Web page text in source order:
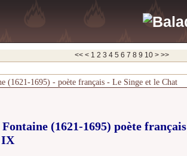
<< < 1 2 3 4 5 6 7 8 9 10 20
> >>
(1621-1695) - poète français - Le Singe et le Chat
(1621-1695) poète français
IX